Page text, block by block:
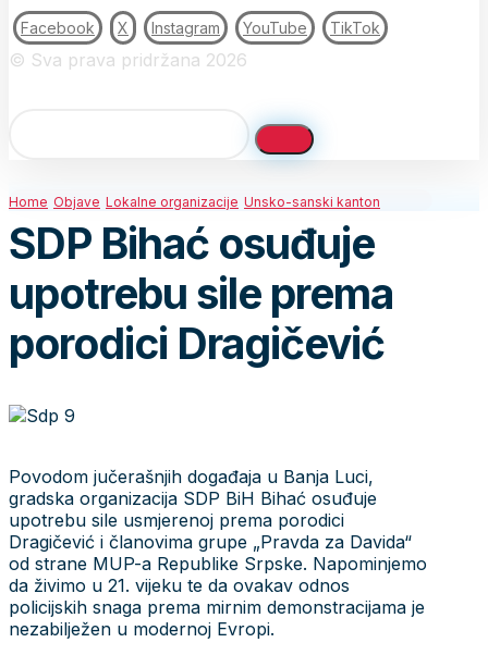
Facebook X Instagram YouTube TikTok
© Sva prava pridržana 2026
Home Objave Lokalne organizacije Unsko-sanski kanton
SDP Bihać osuđuje
upotrebu sile prema
porodici Dragičević
Povodom jučerašnjih događaja u Banja Luci,
gradska organizacija SDP BiH Bihać osuđuje
upotrebu sile usmjerenoj prema porodici
Dragičević i članovima grupe „Pravda za Davida“
od strane MUP-a Republike Srpske. Napominjemo
da živimo u 21. vijeku te da ovakav odnos
policijskih snaga prema mirnim demonstracijama je
nezabilježen u modernoj Evropi.